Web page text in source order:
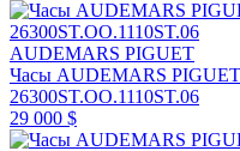
AUDEMARS PIGUET
Часы AUDEMARS PIGUET
26300ST.OO.1110ST.06
29 000 $